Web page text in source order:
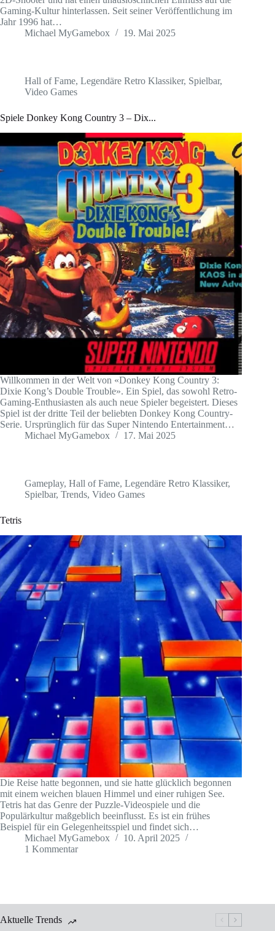
Gaming-Kultur hinterlassen. Seit seiner Veröffentlichung im
Jahr 1996 hat…
Michael MyGamebox
19. Mai 2025
Hall of Fame, Legendäre Retro Klassiker, Spielbar,
Video Games
Spiele Donkey Kong Country 3 – Dix...
Willkommen in der Welt von «Donkey Kong Country 3:
Dixie Kong’s Double Trouble». Ein Spiel, das sowohl Retro-
Gaming-Enthusiasten als auch neue Spieler begeistert. Dieses
Spiel ist der dritte Teil der beliebten Donkey Kong Country-
Serie. Ursprünglich für das Super Nintendo Entertainment…
Michael MyGamebox
17. Mai 2025
Gameplay, Hall of Fame, Legendäre Retro Klassiker,
Spielbar, Trends, Video Games
Tetris
Die Reise hatte begonnen, und sie hatte glücklich begonnen
mit einem weichen blauen Himmel und einer ruhigen See.
Tetris hat das Genre der Puzzle-Videospiele und die
Populärkultur maßgeblich beeinflusst. Es ist ein frühes
Beispiel für ein Gelegenheitsspiel und findet sich…
Michael MyGamebox
10. April 2025
1 Kommentar
Aktuelle Trends